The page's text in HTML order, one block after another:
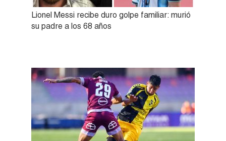
Lionel Messi recibe duro golpe familiar: murió
su padre a los 68 años